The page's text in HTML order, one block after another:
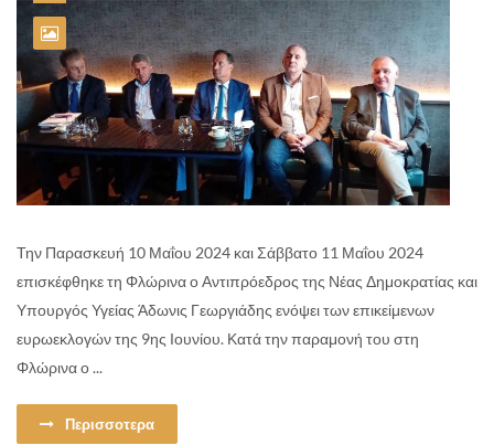
Την Παρασκευή 10 Μαΐου 2024 και Σάββατο 11 Μαΐου 2024
επισκέφθηκε τη Φλώρινα ο Αντιπρόεδρος της Νέας Δημοκρατίας και
Υπουργός Υγείας Άδωνις Γεωργιάδης ενόψει των επικείμενων
ευρωεκλογών της 9ης Ιουνίου. Κατά την παραμονή του στη
Φλώρινα ο ...
Περισσοτερα